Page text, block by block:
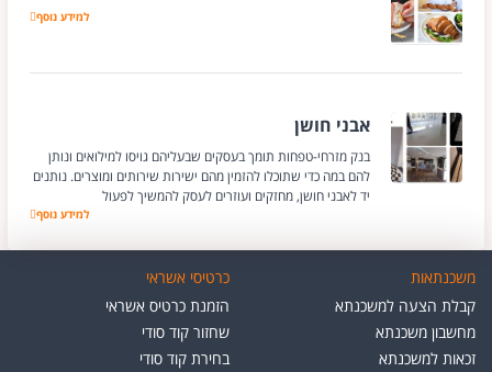
לה פטיט פריז
למידע נוסף
אבני חושן
בנק מזרחי-טפחות תומך בעסקים שבעליהם גויסו למילואים ונותן
להם במה כדי שתוכלו להזמין מהם ישירות שירותים ומוצרים. נותנים
יד לאבני חושן, מחזקים ועוזרים לעסק להמשיך לפעול
אבני חושן
למידע נוסף
משכנתאות
קבלת הצעה למשכנתא
מחשבון משכנתא
זכאות למשכנתא
כרטיסי אשראי
הזמנת כרטיס אשראי
שחזור קוד סודי
בחירת קוד סודי